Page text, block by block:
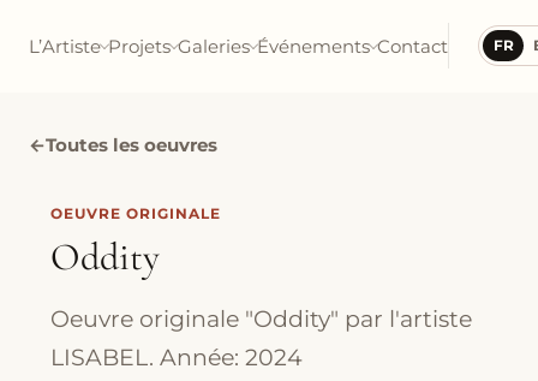
L’Artiste Projets Galeries Événements Contact FR
←Toutes les oeuvres
OEUVRE ORIGINALE
Oddity
Oeuvre originale "Oddity" par l'artiste
LISABEL. Année: 2024